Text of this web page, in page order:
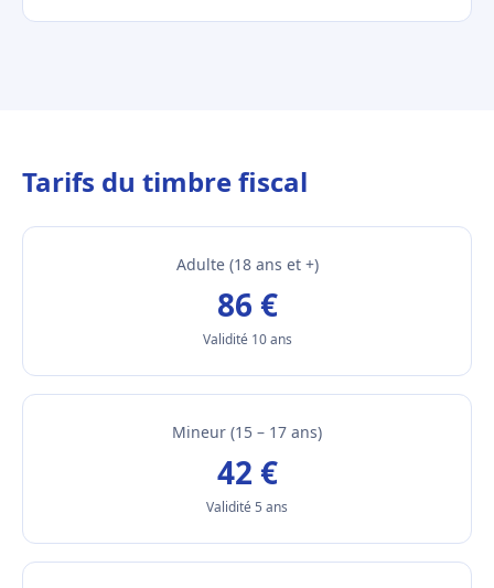
Tarifs du timbre fiscal
Adulte (18 ans et +)
86 €
Validité 10 ans
Mineur (15 – 17 ans)
42 €
Validité 5 ans